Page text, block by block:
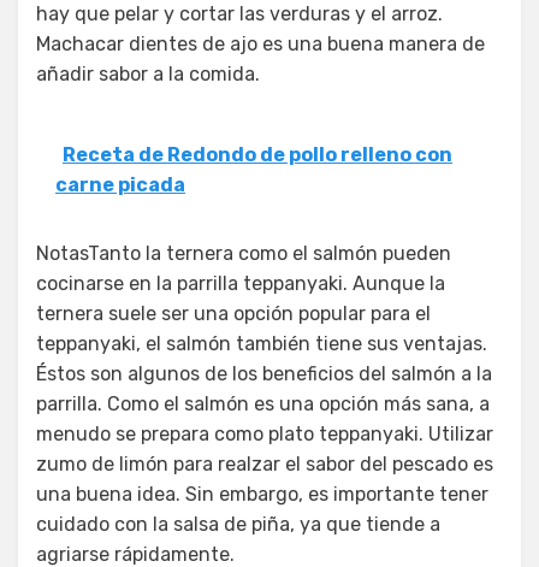
hay que pelar y cortar las verduras y el arroz.
Machacar dientes de ajo es una buena manera de
añadir sabor a la comida.
Receta de Redondo de pollo relleno con
carne picada
NotasTanto la ternera como el salmón pueden
cocinarse en la parrilla teppanyaki. Aunque la
ternera suele ser una opción popular para el
teppanyaki, el salmón también tiene sus ventajas.
Éstos son algunos de los beneficios del salmón a la
parrilla. Como el salmón es una opción más sana, a
menudo se prepara como plato teppanyaki. Utilizar
zumo de limón para realzar el sabor del pescado es
una buena idea. Sin embargo, es importante tener
cuidado con la salsa de piña, ya que tiende a
agriarse rápidamente.